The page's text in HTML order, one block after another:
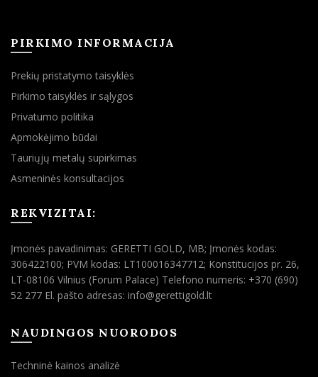
PIRKIMO INFORMACIJA
Prekių pristatymo taisyklės
Pirkimo taisyklės ir sąlygos
Privatumo politika
Apmokėjimo būdai
Tauriųjų metalų supirkimas
Asmeninės konsultacijos
REKVIZITAI:
Įmonės pavadinimas: GERETTI GOLD, MB; Įmonės kodas:
306422100; PVM kodas: LT100016347712; Konstitucijos pr. 26,
LT-08106 Vilnius (Forum Palace) Telefono numeris: +370 (690)
52 277 El. pašto adresas: info@gerettigold.lt
NAUDINGOS NUORODOS
Techninė kainos analizė